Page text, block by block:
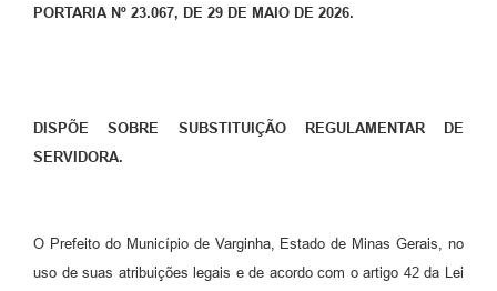
PORTARIA Nº 23.067, DE 29 DE MAIO DE 2026.
DISPÕE SOBRE SUBSTITUIÇÃO REGULAMENTAR DE
SERVIDORA.
O Prefeito do Município de Varginha, Estado de Minas Gerais, no
uso de suas atribuições legais e de acordo com o artigo 42 da Lei